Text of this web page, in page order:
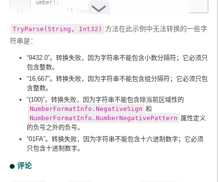
umber);
if
( success
Console. WriteLine($"Converted '{value
else
ion of '{value ?? "<null>"}' failed.");
}
}
}
// The example displays the following output:
// Converted '160519' to 160519.
// Attempted conversion of '9432.0' failed.
TryParse(String, Int32)
方法在此示例中无法转换的一些字
符串是：
“9432.0”。转换失败，因为字符串不能包含小数分隔符；它必须只
包含整数。
“16,667”。转换失败，因为字符串不能包含组分隔符；它必须只包
含整数。
“(100)”。转换失败，因为字符串不能包含除当前区域性的
NumberFormatInfo.NegativeSign 和
NumberFormatInfo.NumberNegativePattern 属性定义
的负号之外的负号。
“01FA”。转换失败，因为字符串不能包含十六进制数字；它必须
只包含十进制数字。
评论